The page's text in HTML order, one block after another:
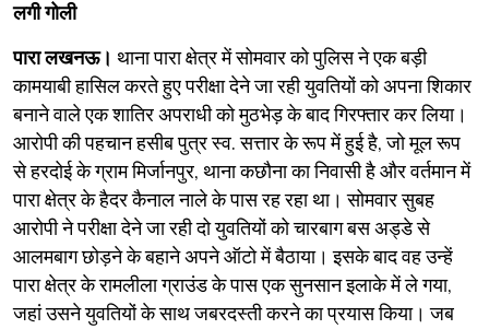
लगी गोली
पारा लखनऊ। थाना पारा क्षेत्र में सोमवार को पुलिस ने एक बड़ी
कामयाबी हासिल करते हुए परीक्षा देने जा रही युवतियों को अपना शिकार
बनाने वाले एक शातिर अपराधी को मुठभेड़ के बाद गिरफ्तार कर लिया।
आरोपी की पहचान हसीब पुत्र स्व. सत्तार के रूप में हुई है, जो मूल रूप
से हरदोई के ग्राम मिर्जानपुर, थाना कछौना का निवासी है और वर्तमान में
पारा क्षेत्र के हैदर कैनाल नाले के पास रह रहा था। सोमवार सुबह
आरोपी ने परीक्षा देने जा रही दो युवतियों को चारबाग बस अड्डे से
आलमबाग छोड़ने के बहाने अपने ऑटो में बैठाया। इसके बाद वह उन्हें
पारा क्षेत्र के रामलीला ग्राउंड के पास एक सुनसान इलाके में ले गया,
जहां उसने युवतियों के साथ जबरदस्ती करने का प्रयास किया। जब